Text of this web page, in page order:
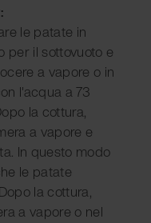
le patate in
per il sottovuoto e
a vapore o in
l'acqua a 73
la cottura,
a vapore e
In questo modo
le patate
la cottura,
a vapore o nel